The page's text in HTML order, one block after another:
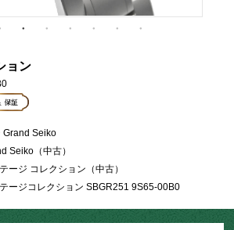
ョン
Grand Seiko
Seiko（中古）
ージ コレクション（中古）
ージコレクション SBGR251 9S65-00B0